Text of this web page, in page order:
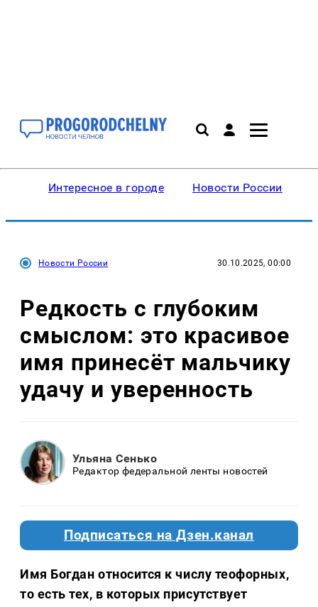
Интересное в городе Новости России
Новости России 30.10.2025, 00:00
Редкость с глубоким
смыслом: это красивое
имя принесёт мальчику
удачу и уверенность
Ульяна Сенько
Редактор федеральной ленты новостей
Подписаться на Дзен.канал
Имя Богдан относится к числу теофорных,
то есть тех, в которых присутствует